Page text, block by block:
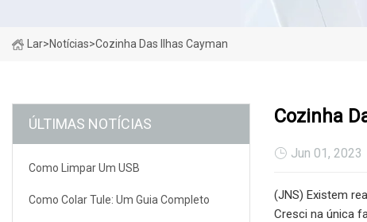
Lar>Notícias>Cozinha Das Ilhas Cayman
ÚLTIMAS NOTÍCIAS
Como Limpar Um USB
Como Colar Tule: Um Guia Completo
Cozinha
Jun 01, 2023
(JNS) Existem
Cresci na única